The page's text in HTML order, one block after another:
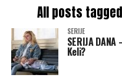
All posts
SERIJE
SERIJA
Keli?